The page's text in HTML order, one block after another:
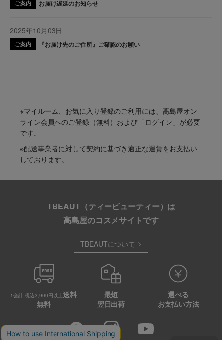
ご案内 お届け遅延のお知らせ
2025年10月03日
ご案内 『お届け先のご住所』ご確認のお願い
※マイルーム、お気に入り登録のご利用には、高島屋オン
ライン会員へのご登録（無料）および「ログイン」が必要
です。
※配送事業者に対して契約に基づき適正な運賃をお支払い
しております。
TBEAUT（ティービューティー）は
高島屋のコスメサイトです
TBEAUTについて
1会計 税込3,900円以上送料
無料
最短
翌日出荷
選べる
お支払い方法